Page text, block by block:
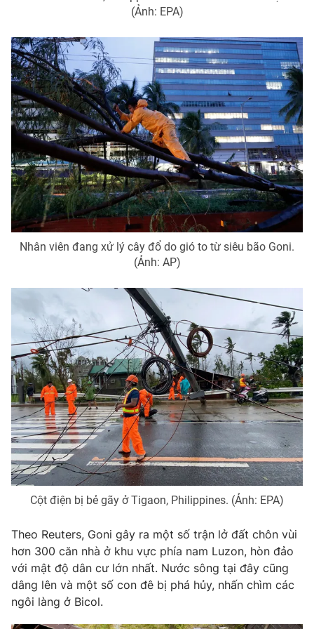
Infographic
Video Shorts video
VTV Money VTV Thể thao
VTV Sức khoẻ Bất động sản
Thị trường 24h Tấm lòng Việt
VTV4 Vươn mình bằng AI
VTV8
English
THỜI BÁO VTV
Theo dõi báo trên
Cơ quan báo chí:
Thời báo VTV
Giấy phép hoạt động báo in và báo điện tử số 483/GP-BTTTT
cấp ngày 29/12/2023
Tổng Biên tập:Vũ Thanh Thủy
Phó Tổng Biên tập: Nguyễn Thị Mỹ Hạnh, Phạm Quốc Thắng,
Nguyễn Trọng Ninh
(Ảnh: EPA)
Nhân viên đang xử lý cây đổ do gió to từ siêu bão Goni.
(Ảnh: AP)
Cột điện bị bẻ gãy ở Tigaon, Philippines. (Ảnh: EPA)
Theo Reuters, Goni gây ra một số trận lở đất chôn vùi
hơn 300 căn nhà ở khu vực phía nam Luzon, hòn đảo
với mật độ dân cư lớn nhất. Nước sông tại đây cũng
dâng lên và một số con đê bị phá hủy, nhấn chìm các
ngôi làng ở Bicol.